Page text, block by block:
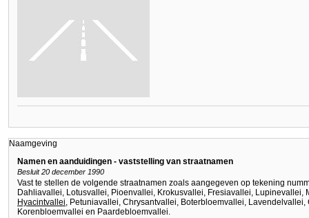
Naamgeving
Namen en aanduidingen - vaststelling van straatnamen
Besluit 20 december 1990
Vast te stellen de volgende straatnamen zoals aangegeven op tekening
Dahliavallei, Lotusvallei, Pioenvallei, Krokusvallei, Fresiavallei, Lupinevallei,
Hyacintvallei, Petuniavallei, Chrysantvallei, Boterbloemvallei,
Korenbloemvallei en Paardebloemvallei.